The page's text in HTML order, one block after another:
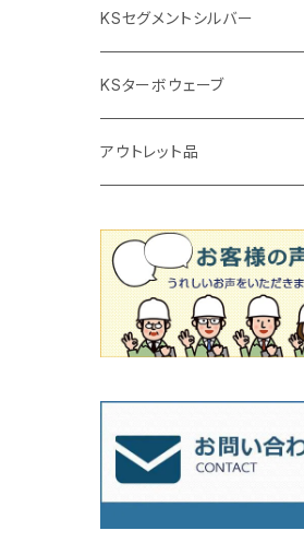
プロ用鏝（こて）
吸着盤
その他
タイル針
タイル針
その他
タイルパッチ（ビブラート
125ｍｍ（5インチ）
105mm（4インチ）
通常品
ビス穴付き
125mm（5インチ）
通常品
オフセットタイプ（ハットタイプ
150ｍｍ（6インチ）
205ｍｍ（8インチ）
230mm（9インチ）
KSセグメントシルバー
105mm（4インチ）
125mm（5インチ）
180mm（7インチ）
205mm（8インチ）
KSターボウェーブ
105mm（4インチ）
150ｍｍ（6インチ）
180ｍｍ（7インチ）
230ｍｍ（9インチ）
アウトレット品